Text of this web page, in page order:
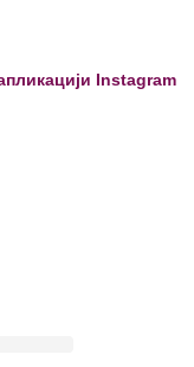
Instagram